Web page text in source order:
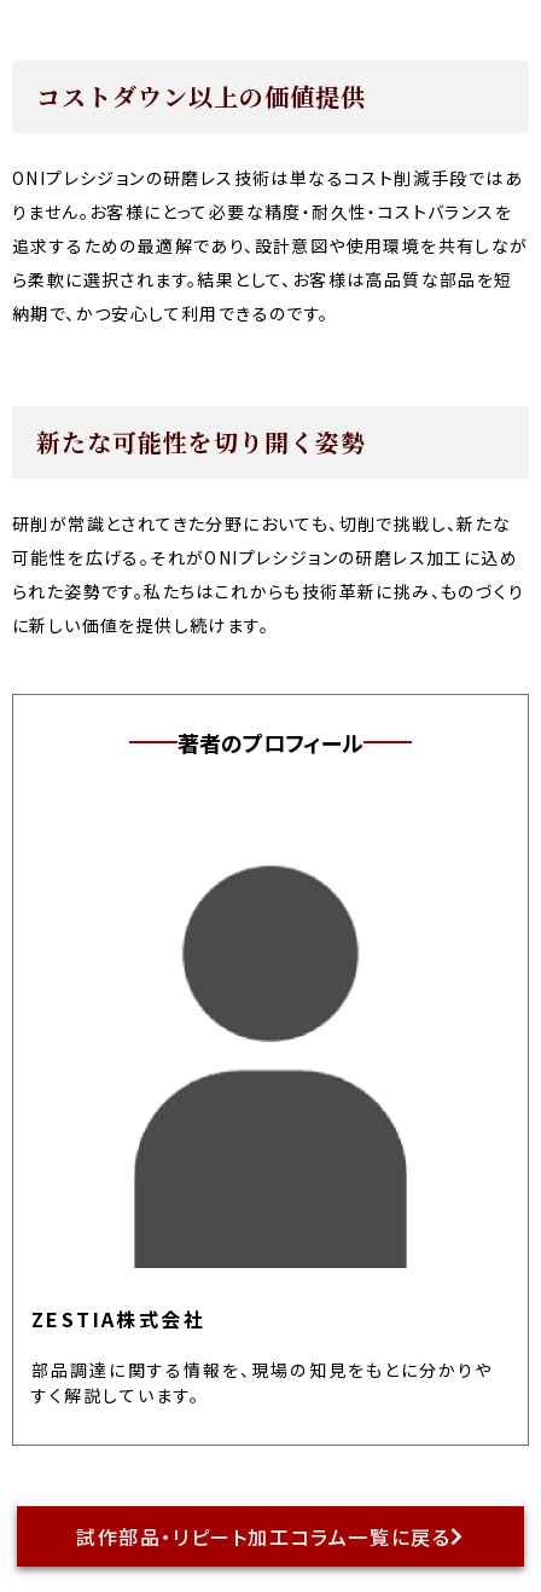
コストダウン以上の価値提供
ONIプレシジョンの研磨レス技術は単なるコスト削減手段ではあ
りません。お客様にとって必要な精度・耐久性・コストバランスを
追求するための最適解であり、設計意図や使用環境を共有しなが
ら柔軟に選択されます。結果として、お客様は高品質な部品を短
納期で、かつ安心して利用できるのです。
新たな可能性を切り開く姿勢
研削が常識とされてきた分野においても、切削で挑戦し、新たな
可能性を広げる。それがONIプレシジョンの研磨レス加工に込め
られた姿勢です。私たちはこれからも技術革新に挑み、ものづくり
に新しい価値を提供し続けます。
著者のプロフィール
ZESTIA株式会社
部品調達に関する情報を、現場の知見をもとに分かりや
すく解説しています。
試作部品・リピート加工コラム一覧に戻る